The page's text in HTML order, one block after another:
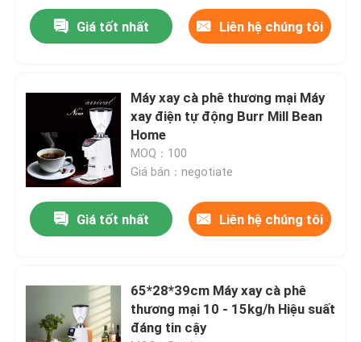
Giá tốt nhất Liên hệ chúng tôi
Máy xay cà phê thương mại Máy
xay điện tự động Burr Mill Bean
Home
MOQ：100
Giá bán：negotiate
Giá tốt nhất Liên hệ chúng tôi
65*28*39cm Máy xay cà phê
thương mại 10 - 15kg/h Hiệu suất
đáng tin cậy